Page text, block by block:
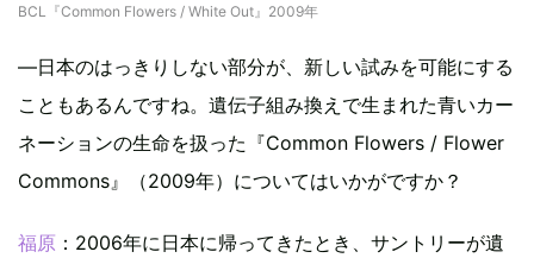
BCL『Common Flowers / White Out』2009年
―日本のはっきりしない部分が、新しい試みを可能にする
こともあるんですね。遺伝子組み換えで生まれた青いカー
ネーションの生命を扱った『Common Flowers / Flower
Commons』（2009年）についてはいかがですか？
福原 ：2006年に日本に帰ってきたとき、サントリーが遺